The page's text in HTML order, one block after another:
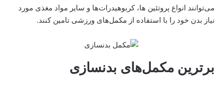
می‌توانند انواع پروتئین ها، کربوهیدرات‌ها و سایر مواد مغذی مورد
نیاز بدن خود را با استفاده از مکمل‌های ورزشی تامین کنند.
برترین مکمل‌های بدنسازی